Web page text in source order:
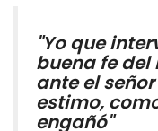
"Yo que
buena fe
ante el
estimo,
engañó"